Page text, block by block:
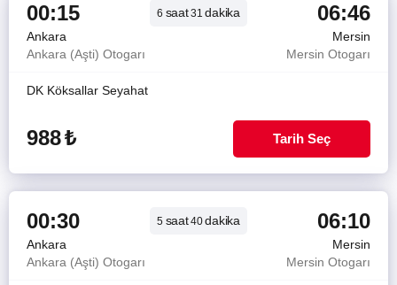
00:15 6 saat31dakika 06:46
Ankara
Mersin
Ankara (Aşti) Otogarı
Mersin Otogarı
DK Köksallar Seyahat
988₺ Tarih Seç
00:30 5 saat40dakika 06:10
Ankara
Mersin
Ankara (Aşti) Otogarı
Mersin Otogarı